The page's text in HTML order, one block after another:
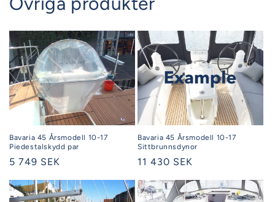
Bavaria 45 Årsmodell 10-17
Piedestalskydd par
Ordinarie
5 749 SEK
Bavaria 45 Årsmodell 10-17
Sittbrunnsdynor
Ordinarie
11 430 SEK